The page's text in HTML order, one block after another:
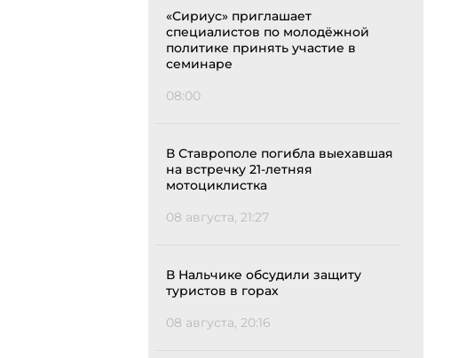
«Сириус» приглашает
специалистов по молодёжной
политике принять участие в
семинаре
08:00
В Ставрополе погибла выехавшая
на встречку 21-летняя
мотоциклистка
08 августа, 21:27
В Нальчике обсудили защиту
туристов в горах
08 августа, 20:16